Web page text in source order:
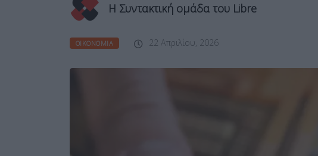
Η Συντακτική ομάδα του Libre
ΟΙΚΟΝΟΜΊΑ 22 Απριλίου, 2026